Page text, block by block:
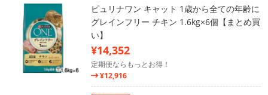
ピュリナワン キャット 1歳から全ての年齢に
グレインフリー チキン 1.6kg×6個【まとめ買
い】
¥14,352
定期便ならもっとお得！
¥12,916